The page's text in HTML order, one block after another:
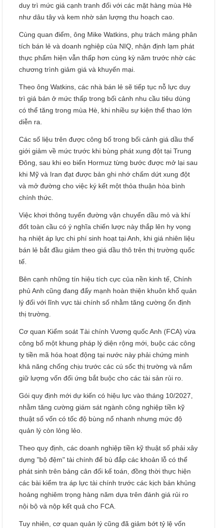
duy trì mức giá cạnh tranh đối với các mặt hàng mùa Hè
như dâu tây và kem nhờ sản lượng thu hoạch cao.
Cùng quan điểm, ông Mike Watkins, phụ trách mảng phân
tích bán lẻ và doanh nghiệp của NIQ, nhận định lạm phát
thực phẩm hiện vẫn thấp hơn cùng kỳ năm trước nhờ các
chương trình giảm giá và khuyến mại.
Theo ông Watkins, các nhà bán lẻ sẽ tiếp tục nỗ lực duy
trì giá bán ở mức thấp trong bối cảnh nhu cầu tiêu dùng
có thể tăng trong mùa Hè, khi nhiều sự kiện thể thao lớn
diễn ra.
Các số liệu trên được công bố trong bối cảnh giá dầu thế
giới giảm về mức trước khi bùng phát xung đột tại Trung
Đông, sau khi eo biển Hormuz từng bước được mở lại sau
khi Mỹ và Iran đạt được bản ghi nhớ chấm dứt xung đột
và mở đường cho việc ký kết một thỏa thuận hòa bình
chính thức.
Việc khơi thông tuyến đường vận chuyển dầu mỏ và khí
đốt toàn cầu có ý nghĩa chiến lược này thắp lên hy vọng
hạ nhiệt áp lực chi phí sinh hoạt tại Anh, khi giá nhiên liệu
bán lẻ bắt đầu giảm theo giá dầu thô trên thị trường quốc
tế.
Bên cạnh những tín hiệu tích cực của nền kinh tế, Chính
phủ Anh cũng đang đẩy mạnh hoàn thiện khuôn khổ quản
lý đối với lĩnh vực tài chính số nhằm tăng cường ổn định
thị trường.
Cơ quan Kiểm soát Tài chính Vương quốc Anh (FCA) vừa
công bố một khung pháp lý diện rộng mới, buộc các công
ty tiền mã hóa hoạt động tại nước này phải chứng minh
khả năng chống chịu trước các cú sốc thị trường và nắm
giữ lượng vốn đối ứng bắt buộc cho các tài sản rủi ro.
Gói quy định mới dự kiến có hiệu lực vào tháng 10/2027,
nhằm tăng cường giám sát ngành công nghiệp tiền kỹ
thuật số vốn có tốc độ bùng nổ nhanh nhưng mức độ
quản lý còn lỏng lẻo.
Theo quy định, các doanh nghiệp tiền kỹ thuật số phải xây
dựng "bộ đệm" tài chính để bù đắp các khoản lỗ có thể
phát sinh trên bảng cân đối kế toán, đồng thời thực hiện
các bài kiểm tra áp lực tài chính trước các kịch bản khủng
hoảng nghiêm trọng hàng năm dựa trên đánh giá rủi ro
nội bộ và nộp kết quả cho FCA.
Tuy nhiên, cơ quan quản lý cũng đã giảm bớt tỷ lệ vốn